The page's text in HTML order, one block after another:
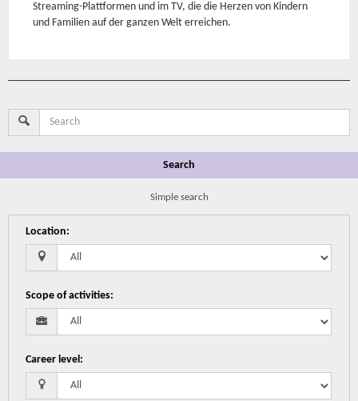
Streaming-Plattformen und im TV, die die Herzen von Kindern
und Familien auf der ganzen Welt erreichen.
Search
Simple search
Location:
Scope of activities:
Career level: